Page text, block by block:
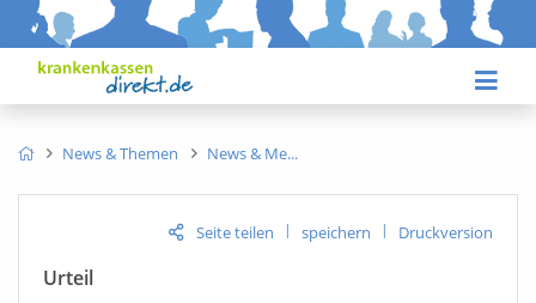
News & Themen News & Me
Seite teilen | speichern | Druckversion
Urteil